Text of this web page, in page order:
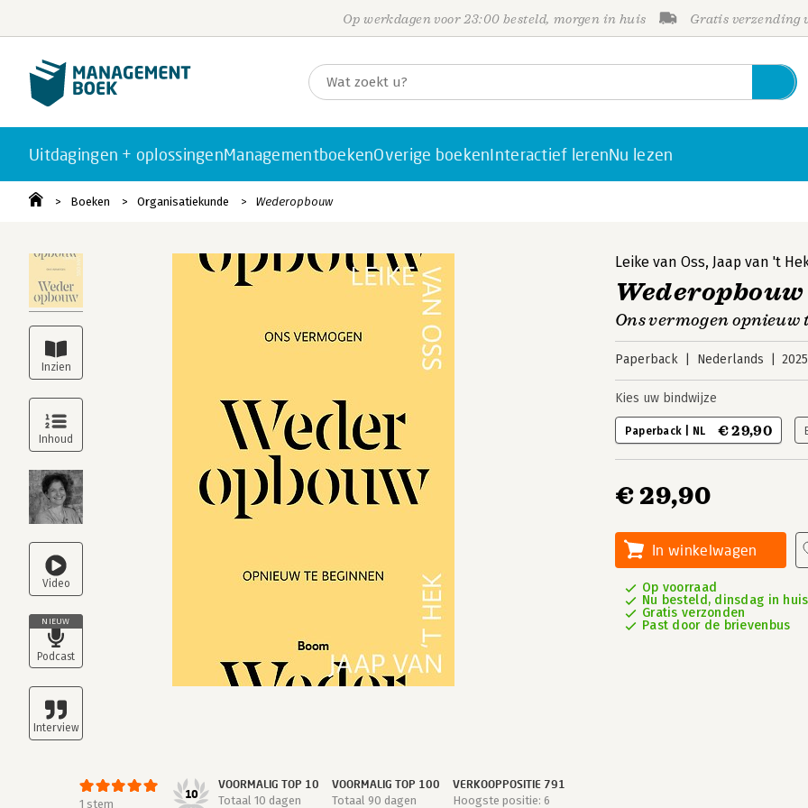
Op werkdagen voor 23:00 besteld, morgen in huis Gratis verzending
Uitdagingen + oplossingenManagementboekenOverige boekenInteractief lerenNu lezen
Boeken Organisatiekunde Wederopbouw
NIEUW
1 stem
10
VOORMALIG TOP 10
Totaal 10 dagen
VOORMALIG TOP 100
Totaal 90 dagen
VERKOOPPOSITIE 791
Hoogste positie: 6
Leike van Oss, Jaap van 't
Wederopbouw
Ons vermogen opnieuw
Paperback Nederlands 2025
Kies uw bindwijze
Paperback | NL € 29,90
€ 29,90
In winkelwagen
Op voorraad
Nu besteld, dinsdag in huis
Gratis verzonden
Past door de brievenbus